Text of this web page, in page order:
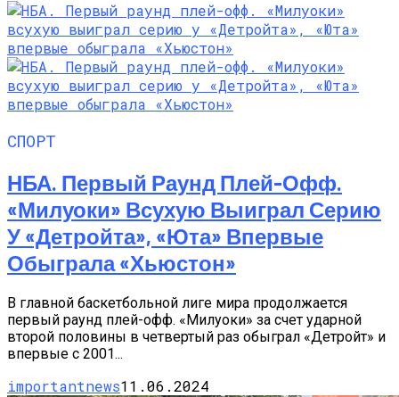
СПОРТ
НБА. Первый Раунд Плей-Офф.
«Милуоки» Всухую Выиграл Серию
У «Детройта», «Юта» Впервые
Обыграла «Хьюстон»
В главной баскетбольной лиге мира продолжается
первый раунд плей-офф. «Милуоки» за счет ударной
второй половины в четвертый раз обыграл «Детройт» и
впервые с 2001...
importantnews11.06.2024